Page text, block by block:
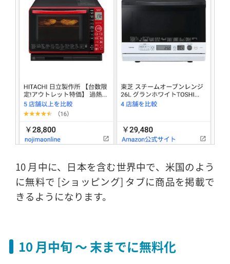
10 月中に、日本を含む世界中で、米国のよう
に無料で [ショッピング] タブに商品を掲載で
きるようになります。
10 月中旬 〜 末までに無料化